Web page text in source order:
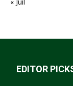
EDITOR